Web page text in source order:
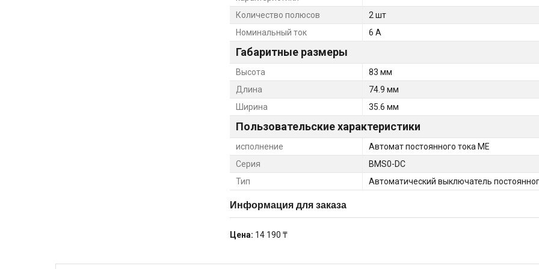
Количество полюсов
2 шт
Номинальный ток
6 А
Габаритные размеры
Высота
83 мм
Длина
74.9 мм
Ширина
35.6 мм
Пользовательские характеристики
исполнение
Автомат постоянного тока ME
Серия
BMS0-DC
Тип
Автоматический выключатель
Информация для заказа
Цена: 14 190 ₸